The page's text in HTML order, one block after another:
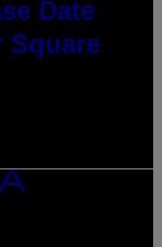
Date
Square